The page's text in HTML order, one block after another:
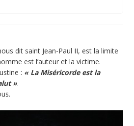
dit saint Jean-Paul II, est la limite
est l’auteur et la victime.
: « La Miséricorde est la
».